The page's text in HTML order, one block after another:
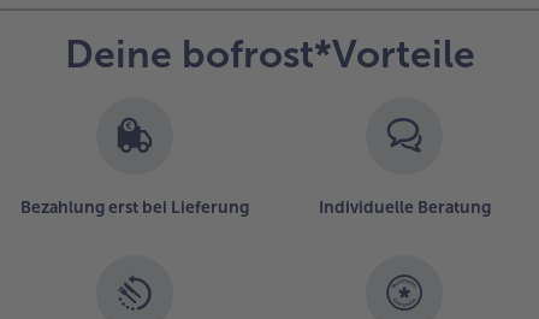
Deine bofrost*Vorteile
Bezahlung erst bei Lieferung Individuelle Beratung